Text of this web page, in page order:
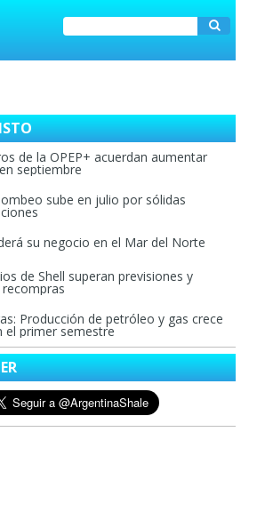
de la OPEP+ acuerdan aumentar
septiembre
sube en julio por sólidas
su negocio en el Mar del Norte
de Shell superan previsiones y
Producción de petróleo y gas crece
el primer semestre